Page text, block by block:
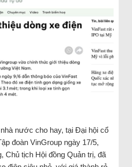
nước cho hay, tại Đại hội cổ
đoàn VinGroup ngày 17/5,
Chủ tịch Hội đồng Quản trị, đã